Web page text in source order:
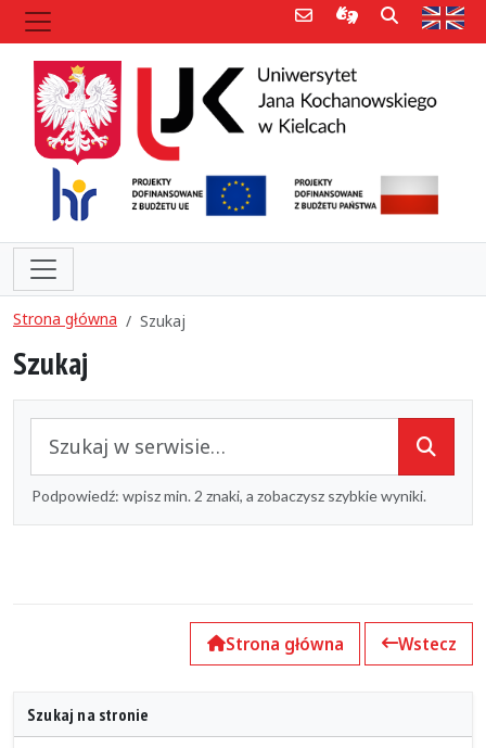
Poczta e-mailInformacje dla
Szukaj
Strona główna Szukaj
Szukaj
Podpowiedź: wpisz min. 2 znaki, a zobaczysz szybkie wyniki.
Strona główna Wstecz
Szukaj na stronie